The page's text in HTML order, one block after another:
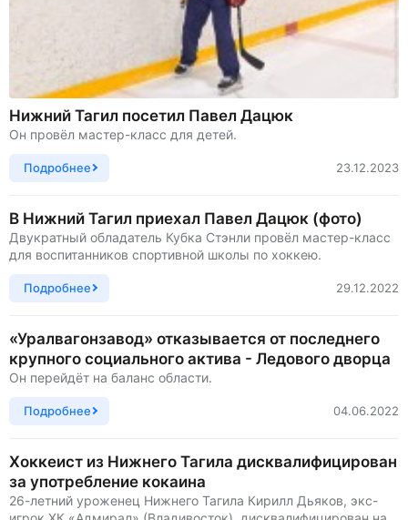
Нижний Тагил посетил Павел Дацюк
Он провёл мастер-класс для детей.
Подробнее 23.12.2023
В Нижний Тагил приехал Павел Дацюк (фото)
Двукратный обладатель Кубка Стэнли провёл мастер-класс
для воспитанников спортивной школы по хоккею.
Подробнее 29.12.2022
«Уралвагонзавод» отказывается от последнего
крупного социального актива - Ледового дворца
Он перейдёт на баланс области.
Подробнее 04.06.2022
Хоккеист из Нижнего Тагила дисквалифицирован
за употребление кокаина
26-летний уроженец Нижнего Тагила Кирилл Дьяков, экс-